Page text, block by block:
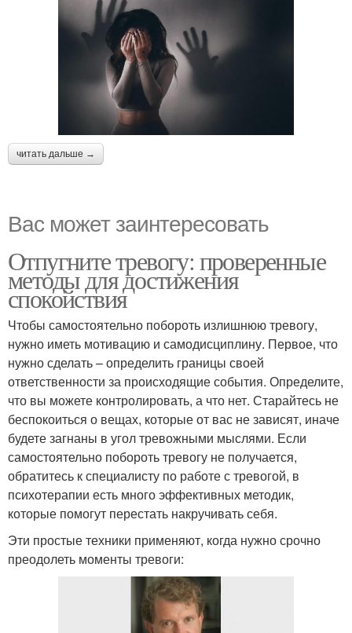
читать дальше →
Вас может заинтересовать
Отпугните тревогу: проверенные
методы для достижения
спокойствия
Чтобы самостоятельно побороть излишнюю тревогу,
нужно иметь мотивацию и самодисциплину. Первое, что
нужно сделать – определить границы своей
ответственности за происходящие события. Определите,
что вы можете контролировать, а что нет. Старайтесь не
беспокоиться о вещах, которые от вас не зависят, иначе
будете загнаны в угол тревожными мыслями. Если
самостоятельно побороть тревогу не получается,
обратитесь к специалисту по работе с тревогой, в
психотерапии есть много эффективных методик,
которые помогут перестать накручивать себя.
Эти простые техники применяют, когда нужно срочно
преодолеть моменты тревоги: